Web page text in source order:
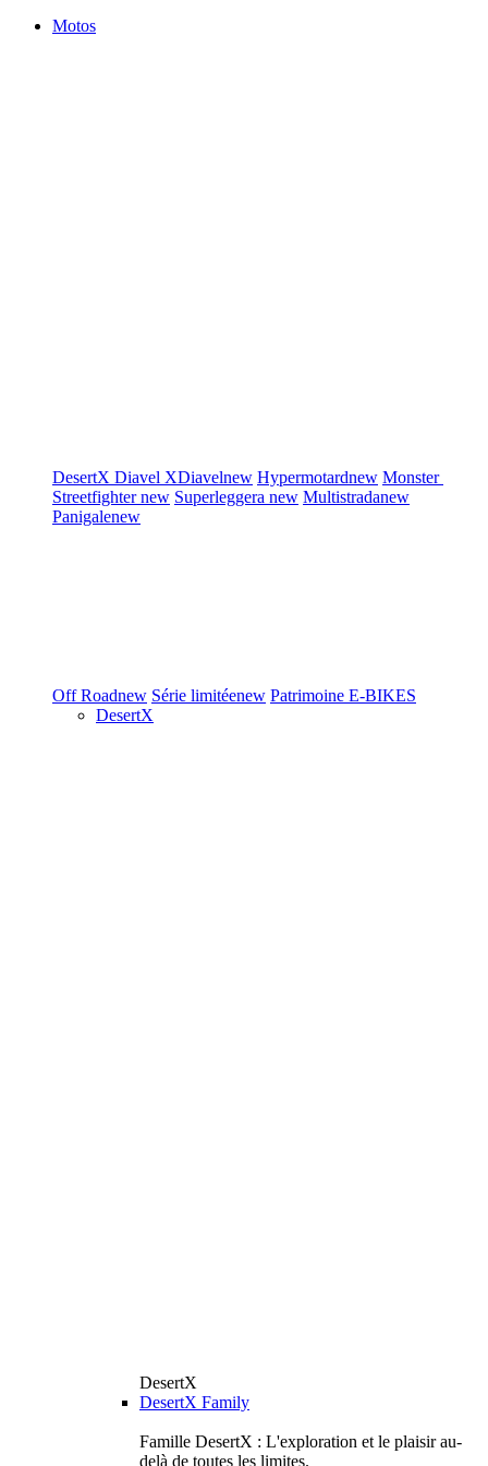
Motos
DesertX Diavel XDiavelnew Hypermotardnew Monster
Streetfighternew Superleggera new Multistradanew
Panigalenew
Off Roadnew Série limitéenew Patrimoine E-BIKES
DesertX
DesertX
DesertX Family
Famille DesertX : L'exploration et le plaisir au-
delà de toutes les limites.